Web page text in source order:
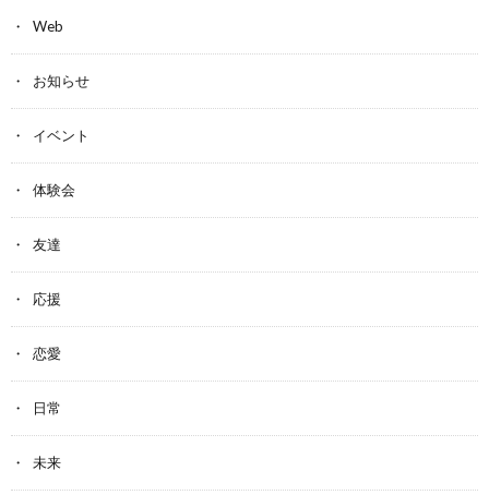
Web
お知らせ
イベント
体験会
友達
応援
恋愛
日常
未来